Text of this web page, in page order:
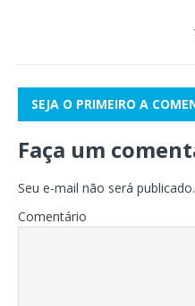
SEJA O PRIMEIRO A
Faça um
Seu e-mail não será publicado.
Comentário